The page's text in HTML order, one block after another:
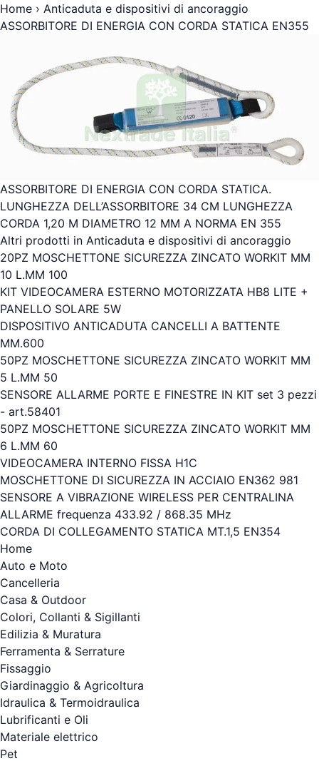
Home › Anticaduta e dispositivi di ancoraggio
ASSORBITORE DI ENERGIA CON CORDA STATICA EN355
ASSORBITORE DI ENERGIA CON CORDA STATICA.
LUNGHEZZA DELL’ASSORBITORE 34 CM LUNGHEZZA
CORDA 1,20 M DIAMETRO 12 MM A NORMA EN 355
Altri prodotti in Anticaduta e dispositivi di ancoraggio
20PZ MOSCHETTONE SICUREZZA ZINCATO WORKIT MM
10 L.MM 100
KIT VIDEOCAMERA ESTERNO MOTORIZZATA HB8 LITE +
PANELLO SOLARE 5W
DISPOSITIVO ANTICADUTA CANCELLI A BATTENTE
MM.600
50PZ MOSCHETTONE SICUREZZA ZINCATO WORKIT MM
5 L.MM 50
SENSORE ALLARME PORTE E FINESTRE IN KIT set 3 pezzi
- art.58401
50PZ MOSCHETTONE SICUREZZA ZINCATO WORKIT MM
6 L.MM 60
VIDEOCAMERA INTERNO FISSA H1C
MOSCHETTONE DI SICUREZZA IN ACCIAIO EN362 981
SENSORE A VIBRAZIONE WIRELESS PER CENTRALINA
ALLARME frequenza 433.92 / 868.35 MHz
CORDA DI COLLEGAMENTO STATICA MT.1,5 EN354
Home
Auto e Moto
Cancelleria
Casa & Outdoor
Colori, Collanti & Sigillanti
Edilizia & Muratura
Ferramenta & Serrature
Fissaggio
Giardinaggio & Agricoltura
Idraulica & Termoidraulica
Lubrificanti e Oli
Materiale elettrico
Pet